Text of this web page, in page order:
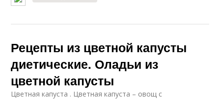
Рецепты из цветной капусты
диетические. Оладьи из
цветной капусты
Цветная капуста . Цветная капуста – овощ с